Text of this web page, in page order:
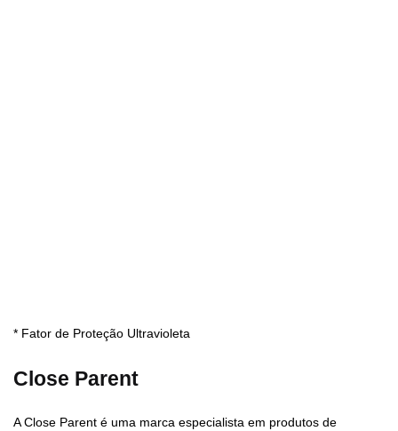
* Fator de Proteção Ultravioleta
Close Parent
A Close Parent é uma marca especialista em produtos de